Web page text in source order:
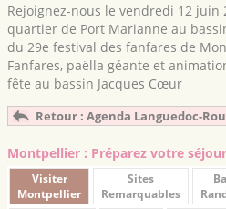
Rejoignez-nous le vendredi 12
quartier de Port Marianne au
du 29e festival des fanfares de
Fanfares, paëlla géante et
fête au bassin Jacques Cœur
Retour : Agenda Languedoc-
Montpellier : Préparez votre séjour
Visiter
Montpellier
Sites
Remarquables